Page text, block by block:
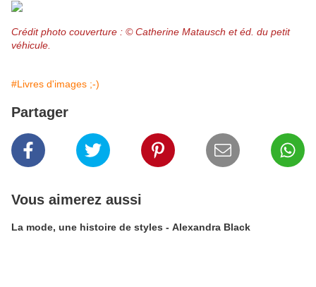
Crédit photo couverture : © Catherine Matausch et éd. du petit
véhicule.
#Livres d'images ;-)
Partager
Vous aimerez aussi
La mode, une histoire de styles - Alexandra Black